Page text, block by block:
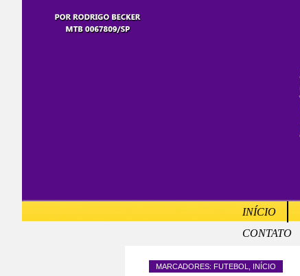
INÍCIO
CONTATO
MARCADORES: FUTEBOL INÍCIO